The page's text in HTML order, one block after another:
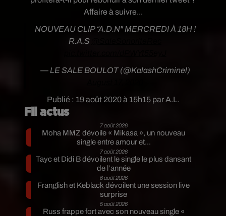
Publié : 19 août 2020 à 15h15 par A.L.
Affaire à suivre...
NOUVEAU CLIP “A.D.N" MERCREDI À 18H !
R.A.S
— LE SALE BOULOT (@KalashCriminel)
Fil actus
7 août 2026
Moha MMZ dévoile « Mikasa », un nouveau
single entre amour et...
7 août 2026
Tayc et Didi B dévoilent le single le plus dansant
de l’année
6 août 2026
Franglish et Keblack dévoilent une session live
surprise
5 août 2026
Russ frappe fort avec son nouveau single «